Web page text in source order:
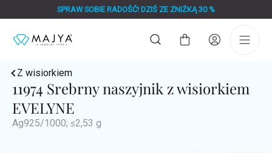
do
SPRAW SOBIE RADOŚĆ! DZIŚ ZE ZNIŻKĄ 30 %
Koszyk
Z wisiorkiem
11974 Srebrny naszyjnik z wisiorkiem
EVELYNE
Ag925/1000; ≤2,53 g